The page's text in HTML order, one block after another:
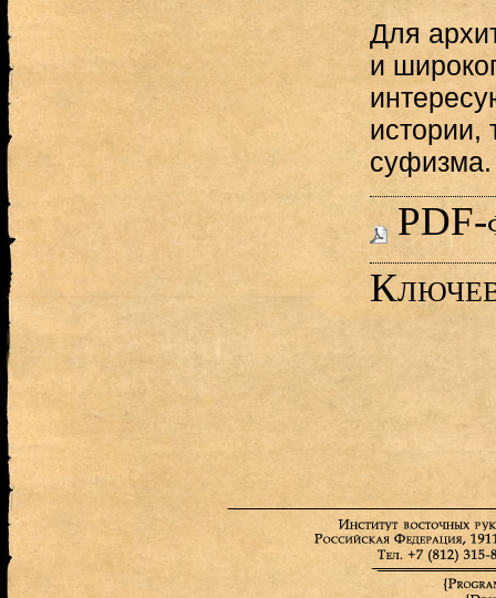
Для
и
истории,
суфизма.
PDF-